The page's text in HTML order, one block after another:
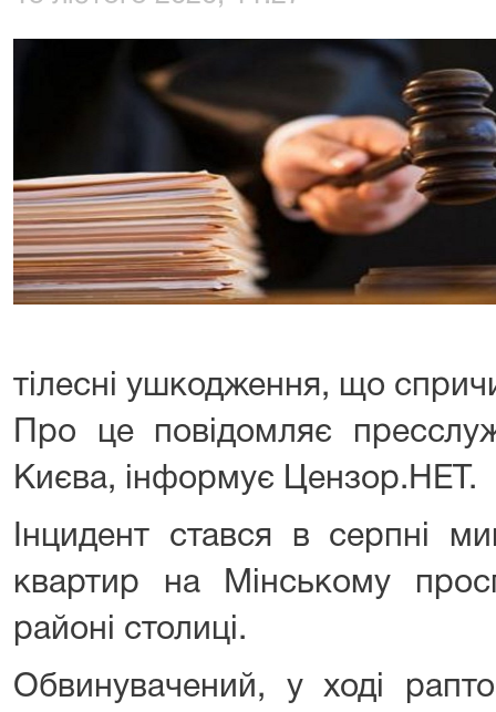
тілесні ушкодження, що
Про це повідомляє
Києва, інформує Цензор.НЕТ.
Інцидент стався в серпні
квартир на Мінському
районі столиці.
Обвинувачений, у ході